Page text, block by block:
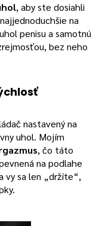
, aby ste dosiahli
na
penisu a samotnú
bez neho
nastavený na
uhol. Mojím
, čo táto
na podlahe
vy sa len „držíte“,